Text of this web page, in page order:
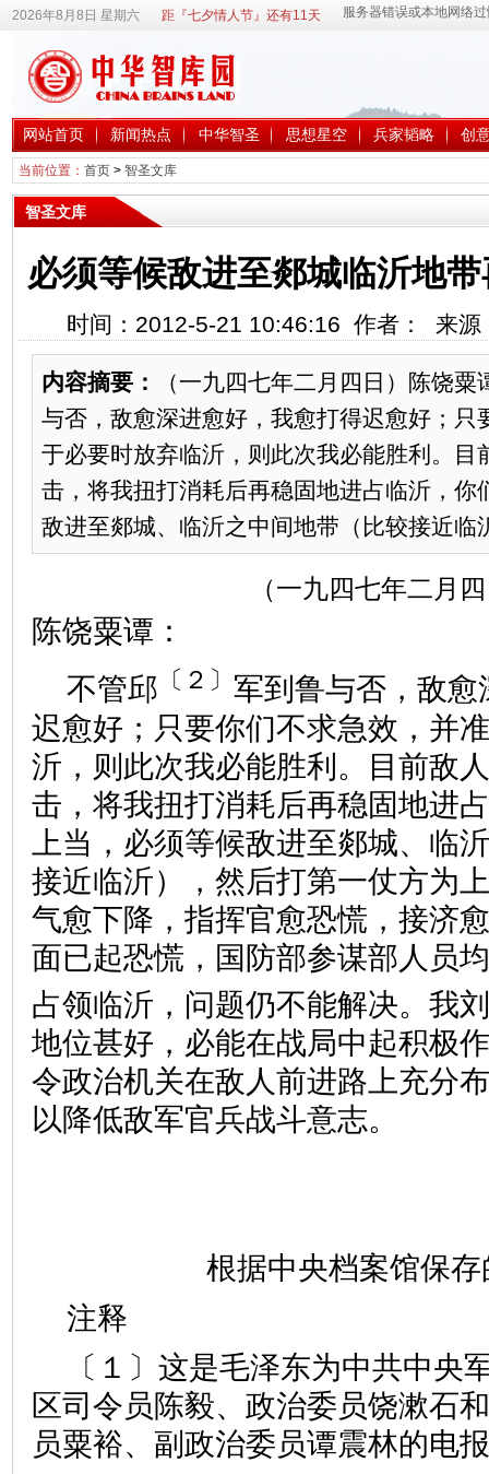
2026年8月8日 星期六 距『七夕情人节』还有11天
网站首页 新闻热点 中华智圣 思想星空 兵家韬略 创
当前位置： 首页> 智圣文库
智圣文库
必须等候敌进至郯城临沂地
时间：2012-5-21 10:46:16 作者： 来
内容摘要：
（一九四七年二月四日）陈饶
与否，敌愈深进愈好，我愈打得迟愈好；只
于必要时放弃临沂，则此次我必能胜利。目
击，将我扭打消耗后再稳固地进占临沂，你
敌进至郯城、临沂之中间地带（比较接近临
（一九四七年二月
陈饶粟谭：
不管邱 〔２〕 军到鲁与否，敌
迟愈好；只要你们不求急效，并
沂，则此次我必能胜利。目前敌
击，将我扭打消耗后再稳固地进
上当，必须等候敌进至郯城、临
接近临沂），然后打第一仗方为
气愈下降，指挥官愈恐慌，接济
面已起恐慌，国防部参谋部人员
占领临沂，问题仍不能解决。我
地位甚好，必能在战局中起积极
令政治机关在敌人前进路上充分
以降低敌军官兵战斗意志。
根据中央档案馆保
注释
〔１〕这是毛泽东为中共中央
区司令员陈毅、政治委员饶漱石
员粟裕、副政治委员谭震林的电